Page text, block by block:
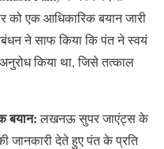
को एक आधिकारिक बयान जारी
ने साफ किया कि पंत ने स्वयं
किया था, जिसे तत्काल
बयान:लखनऊ सुपर जाएंट्स के
देते हुए पंत के प्रति